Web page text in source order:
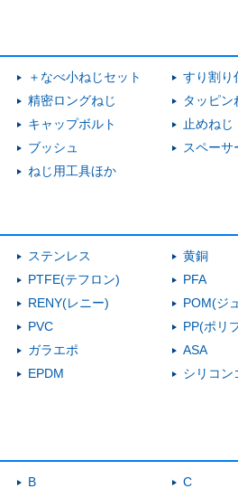
＋なべ小ねじセット すり割り
精密ロングねじ タッピン
キャップボルト 止めねじ
ブッシュ スペーサ
ねじ用工具ほか
ステンレス 黄銅
PTFE(テフロン) PFA
RENY(レニー) POM(ジ
PVC PP(ポリ
ガラエポ ASA
EPDM シリコン
B C